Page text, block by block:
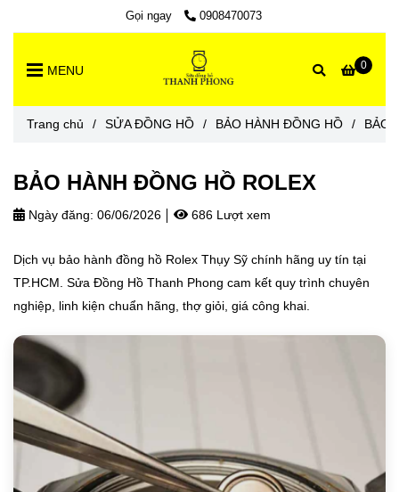
Gọi ngay 0908470073
0
MENU
Trang chủ / SỬA ĐỒNG HỒ / BẢO HÀNH ĐỒNG HỒ / BẢO
BẢO HÀNH ĐỒNG HỒ ROLEX
Ngày đăng: 06/06/2026 686 Lượt xem
Dịch vụ bảo hành đồng hồ Rolex Thụy Sỹ chính hãng uy tín tại
TP.HCM. Sửa Đồng Hồ Thanh Phong cam kết quy trình chuyên
nghiệp, linh kiện chuẩn hãng, thợ giỏi, giá công khai.